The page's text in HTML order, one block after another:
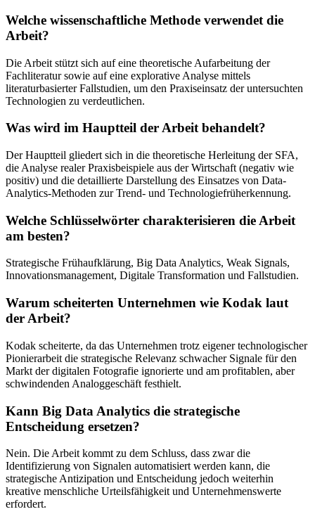
Welche wissenschaftliche Methode verwendet die
Arbeit?
Die Arbeit stützt sich auf eine theoretische Aufarbeitung der
Fachliteratur sowie auf eine explorative Analyse mittels
literaturbasierter Fallstudien, um den Praxiseinsatz der untersuchten
Technologien zu verdeutlichen.
Was wird im Hauptteil der Arbeit behandelt?
Der Hauptteil gliedert sich in die theoretische Herleitung der SFA,
die Analyse realer Praxisbeispiele aus der Wirtschaft (negativ wie
positiv) und die detaillierte Darstellung des Einsatzes von Data-
Analytics-Methoden zur Trend- und Technologiefrüherkennung.
Welche Schlüsselwörter charakterisieren die Arbeit
am besten?
Strategische Frühaufklärung, Big Data Analytics, Weak Signals,
Innovationsmanagement, Digitale Transformation und Fallstudien.
Warum scheiterten Unternehmen wie Kodak laut
der Arbeit?
Kodak scheiterte, da das Unternehmen trotz eigener technologischer
Pionierarbeit die strategische Relevanz schwacher Signale für den
Markt der digitalen Fotografie ignorierte und am profitablen, aber
schwindenden Analoggeschäft festhielt.
Kann Big Data Analytics die strategische
Entscheidung ersetzen?
Nein. Die Arbeit kommt zu dem Schluss, dass zwar die
Identifizierung von Signalen automatisiert werden kann, die
strategische Antizipation und Entscheidung jedoch weiterhin
kreative menschliche Urteilsfähigkeit und Unternehmenswerte
erfordert.